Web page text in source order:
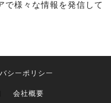
で様々な情報を発信して
シーポリシー
会社概要